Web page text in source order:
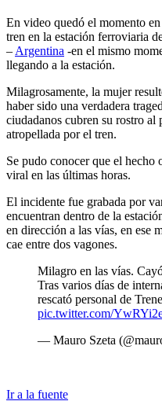
En video quedó el momento
tren en la estación ferroviaria
– Argentina -en el mismo
llegando a la estación.
Milagrosamente, la mujer
haber sido una verdadera
ciudadanos cubren su rostro al
atropellada por el tren.
Se pudo conocer que el hecho
viral en las últimas horas.
El incidente fue grabada por
encuentran dentro de la
en dirección a las vías, en ese
cae entre dos vagones.
Milagro en las vías.
Tras varios días de
rescató personal de
pic.twitter.com/
— Mauro Szeta
Ir a la fuente